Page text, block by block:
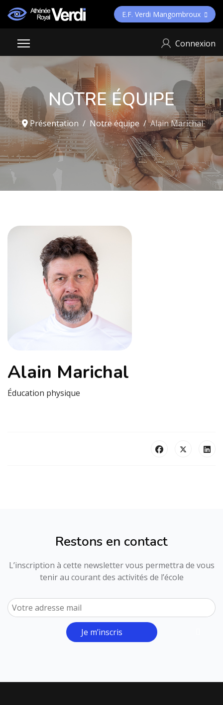
E.F. Verdi Mangombroux
Connexion
NOTRE ÉQUIPE
Présentation Notre équipe Alain Marichal
Alain Marichal
Éducation physique
Restons en contact
L’inscription à cette newsletter vous permettra de vous
tenir au courant des activités de l’école
Je m’inscris